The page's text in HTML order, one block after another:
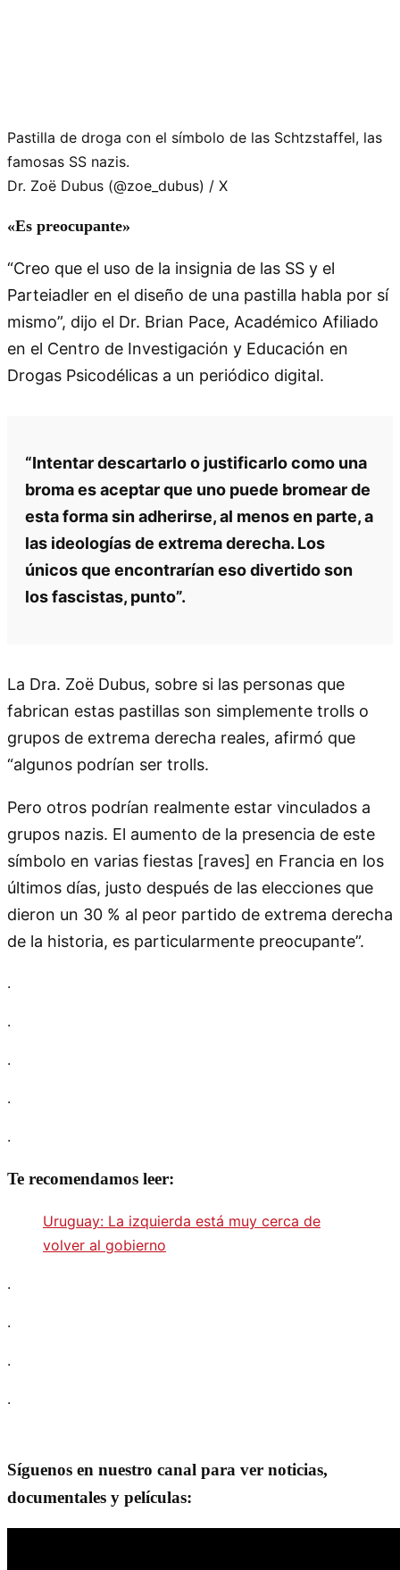
Pastilla de droga con el símbolo de las Schtzstaffel, las
famosas SS nazis.
Dr. Zoë Dubus (@zoe_dubus) / X
«Es preocupante»
“Creo que el uso de la insignia de las SS y el
Parteiadler en el diseño de una pastilla habla por sí
mismo”, dijo el Dr. Brian Pace, Académico Afiliado
en el Centro de Investigación y Educación en
Drogas Psicodélicas a un periódico digital.
“Intentar descartarlo o justificarlo como una
broma es aceptar que uno puede bromear de
esta forma sin adherirse, al menos en parte, a
las ideologías de extrema derecha. Los
únicos que encontrarían eso divertido son
los fascistas, punto”.
La Dra. Zoë Dubus, sobre si las personas que
fabrican estas pastillas son simplemente trolls o
grupos de extrema derecha reales, afirmó que
“algunos podrían ser trolls.
Pero otros podrían realmente estar vinculados a
grupos nazis. El aumento de la presencia de este
símbolo en varias fiestas [raves] en Francia en los
últimos días, justo después de las elecciones que
dieron un 30 % al peor partido de extrema derecha
de la historia, es particularmente preocupante”.
.
.
.
.
.
Te recomendamos leer:
Uruguay: La izquierda está muy cerca de
volver al gobierno
.
.
.
.
Síguenos en nuestro canal para ver noticias,
documentales y películas: